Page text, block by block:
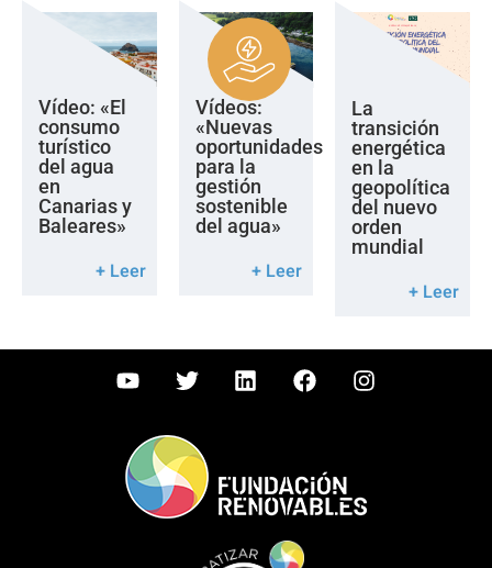
Vídeo: «El
consumo
turístico
del agua
en
Canarias y
Baleares»
+ Leer
Vídeos:
«Nuevas
oportunidades
para la
gestión
sostenible
del agua»
+ Leer
La
transición
energética
en la
geopolítica
del nuevo
orden
mundial
+ Leer